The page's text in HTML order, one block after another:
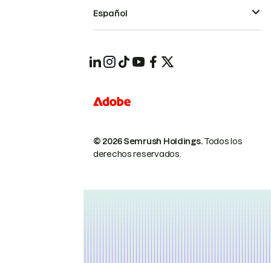
© 2026 Semrush Holdings.Todos los
derechos reservados.
Español